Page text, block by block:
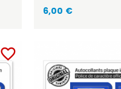
6,00 €
favorite_border